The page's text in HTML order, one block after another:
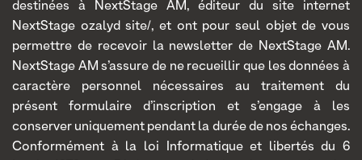
destinées à NextStage AM, éditeur du site internet
NextStage ozalyd site/, et ont pour seul objet de vous
permettre de recevoir la newsletter de NextStage AM.
NextStage AM s’assure de ne recueillir que les données à
caractère personnel nécessaires au traitement du
présent formulaire d’inscription et s’engage à les
conserver uniquement pendant la durée de nos échanges.
Conformément à la loi Informatique et libertés du 6